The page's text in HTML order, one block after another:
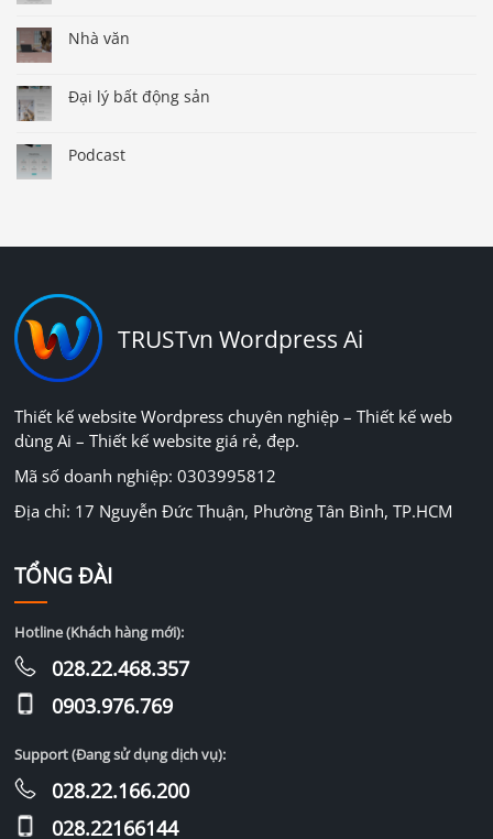
Nhà văn
Đại lý bất động sản
Podcast
TRUSTvn Wordpress Ai
Thiết kế website Wordpress chuyên nghiệp – Thiết kế web
dùng Ai – Thiết kế website giá rẻ, đẹp.
Mã số doanh nghiệp: 0303995812
Địa chỉ: 17 Nguyễn Đức Thuận, Phường Tân Bình, TP.HCM
TỔNG ĐÀI
Hotline (Khách hàng mới):
028.22.468.357
0903.976.769
Support (Đang sử dụng dịch vụ):
028.22.166.200
028.22166144